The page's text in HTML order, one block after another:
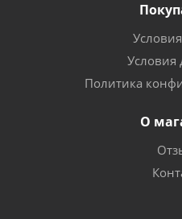
Условия
Политика
О